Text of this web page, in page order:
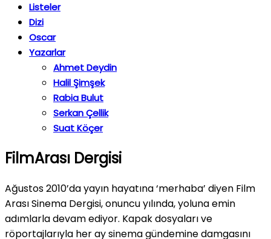
Listeler
Dizi
Oscar
Yazarlar
Ahmet Deydin
Halil Şimşek
Rabia Bulut
Serkan Çellik
Suat Köçer
FilmArası Dergisi
Ağustos 2010’da yayın hayatına ‘merhaba’ diyen Film
Arası Sinema Dergisi, onuncu yılında, yoluna emin
adımlarla devam ediyor. Kapak dosyaları ve
röportajlarıyla her ay sinema gündemine damgasını